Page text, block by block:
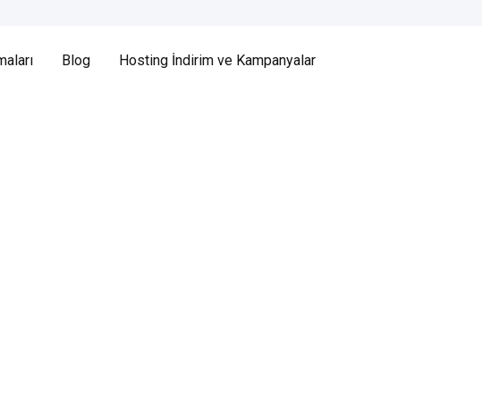
Blog Hosting İndirim ve Kampanyalar